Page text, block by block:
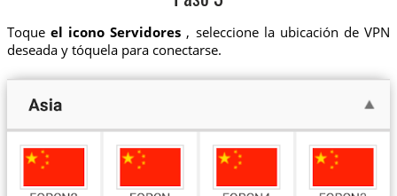
Toque el icono Servidores , seleccione la ubicación de VPN
deseada y tóquela para conectarse.